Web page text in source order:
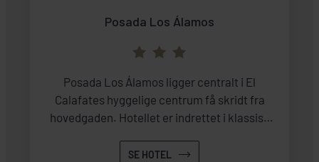
Posada Los Álamos
Posada Los Álamos ligger centralt i El
Calafates hyggelige centrum få skridt fra
hovedgaden. Hotellet er indrettet i klassisk
grønne gårdfarver. Et godt sted at hvile ben
SE HOTEL